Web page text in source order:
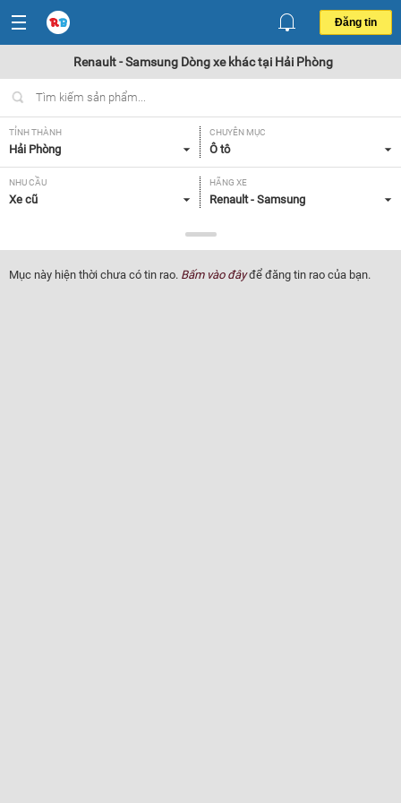
Đăng tin
Renault - Samsung Dòng xe khác tại Hải Phòng
TỈNH THÀNH
Hải Phòng
CHUYÊN MỤC
Ô tô
NHU CẦU
Xe cũ
HÃNG XE
Renault - Samsung
Dòng xe khác
NĂM SẢN XUẤT
Tất cả
GIÁ XE XUẤT XỨ
Mục này hiện thời chưa có tin rao. Bấm vào đâyđể đăng tin rao của bạn.